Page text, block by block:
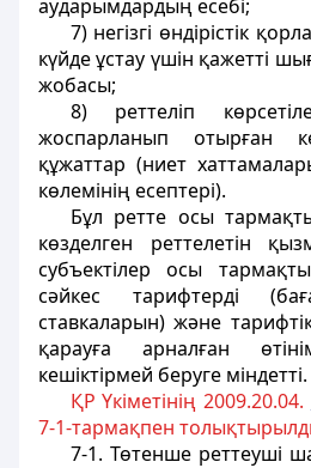
аударымдардың есебі;
7) негізгі өндірістік
күйде ұстау үшін қажетті
жобасы;
8) реттеліп
жоспарланып отырған
құжаттар (ниет
көлемінің есептері).
Бұл ретте осы
көзделген реттелетін
субъектілер осы
сәйкес тарифтерді
ставкаларын) және
қарауға арналған
кешіктірмей беруге міндетті.
ҚР Үкіметінің 2009.20.04.
7-1-тармақпен
7-1. Төтенше реттеуші